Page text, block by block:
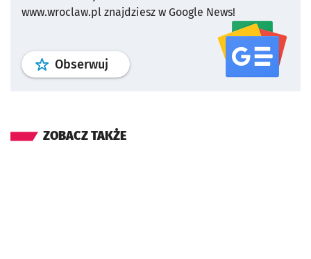
www.wroclaw.pl znajdziesz w Google News!
Obserwuj profil serwisu
ZOBACZ TAKŻE